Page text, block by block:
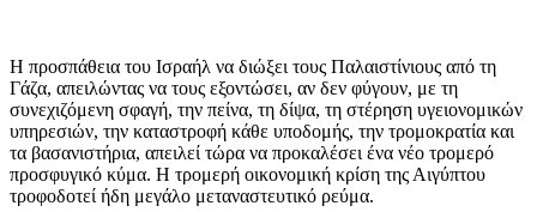
Η προσπάθεια του Ισραήλ να διώξει τους Παλαιστίνιους από τη
Γάζα, απειλώντας να τους εξοντώσει, αν δεν φύγουν, με τη
συνεχιζόμενη σφαγή, την πείνα, τη δίψα, τη στέρηση υγειονομικών
υπηρεσιών, την καταστροφή κάθε υποδομής, την τρομοκρατία και
τα βασανιστήρια, απειλεί τώρα να προκαλέσει ένα νέο τρομερό
προσφυγικό κύμα. Η τρομερή οικονομική κρίση της Αιγύπτου
τροφοδοτεί ήδη μεγάλο μεταναστευτικό ρεύμα.